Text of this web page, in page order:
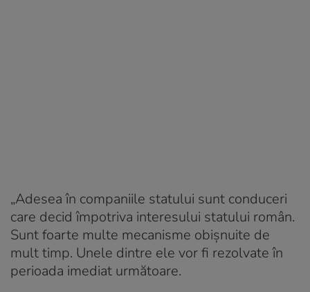
„Adesea în companiile statului sunt conduceri
care decid împotriva interesului statului român.
Sunt foarte multe mecanisme obișnuite de
mult timp. Unele dintre ele vor fi rezolvate în
perioada imediat următoare.